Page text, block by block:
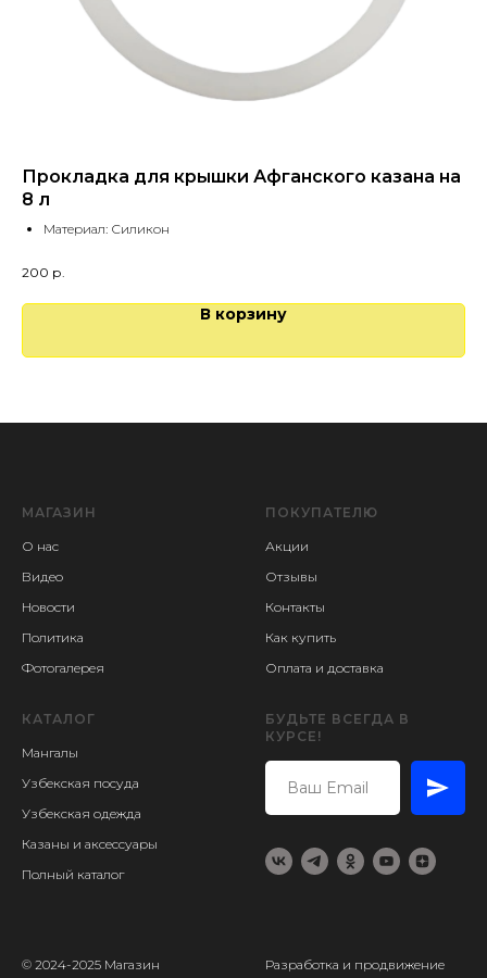
Прокладка для крышки Афганского казана на
8 л
Материал: Силикон
200 р.
В корзину
МАГАЗИН
О нас
Видео
Новости
Политика
Фотогалерея
ПОКУПАТЕЛЮ
Акции
Отзывы
Контакты
Как купить
Оплата и доставка
КАТАЛОГ
Мангалы
Узбекская посуда
Узбекская одежда
Казаны и аксессуары
Полный каталог
БУДЬТЕ ВСЕГДА В
КУРСЕ!
© 2024-2025 Магазин
Разработка и продвижение